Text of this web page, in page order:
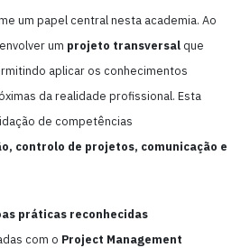
um papel central nesta academia. Ao
um projeto transversal que
aplicar os conhecimentos
da realidade profissional. Esta
de competências
controlo de projetos, comunicação e
práticas reconhecidas
com o Project Management